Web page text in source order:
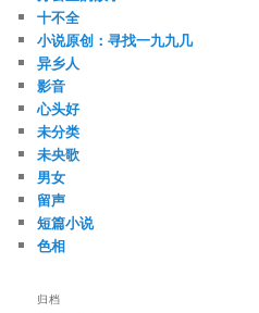
十不全
小说原创：寻找一九九几
异乡人
影音
心头好
未分类
未央歌
男女
留声
短篇小说
色相
归档